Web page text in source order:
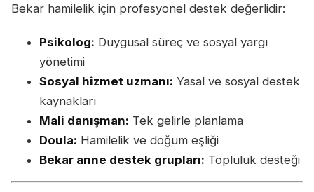
Bekar hamilelik için profesyonel destek değerlidir:
Psikolog: Duygusal süreç ve sosyal yargı
yönetimi
Sosyal hizmet uzmanı: Yasal ve sosyal destek
kaynakları
Mali danışman: Tek gelirle planlama
Doula: Hamilelik ve doğum eşliği
Bekar anne destek grupları: Topluluk desteği